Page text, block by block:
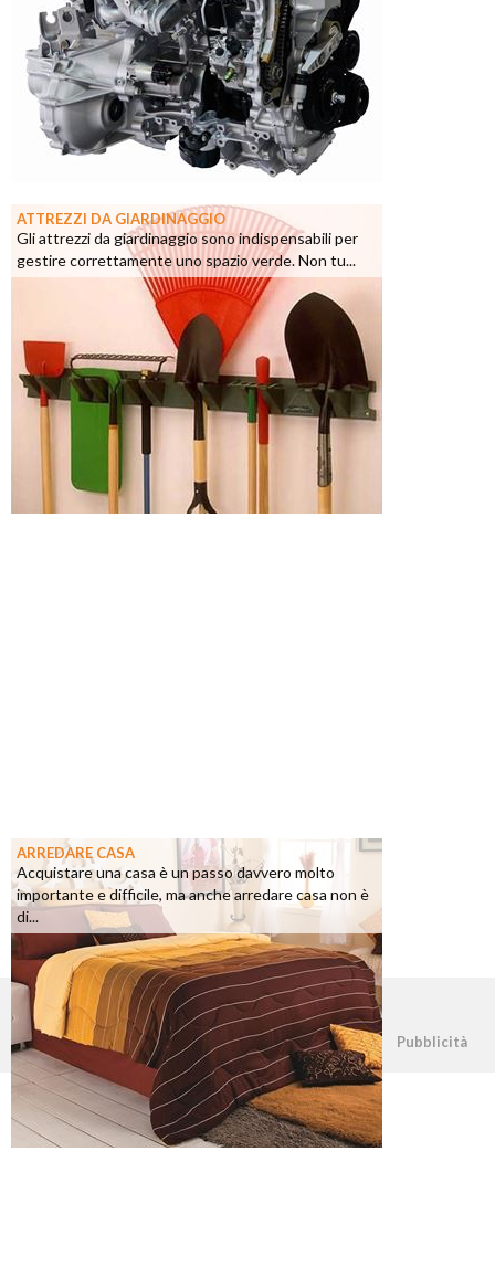
ATTREZZI DA GIARDINAGGIO
Gli attrezzi da giardinaggio sono indispensabili per
gestire correttamente uno spazio verde. Non tu...
ARREDARE CASA
Acquistare una casa è un passo davvero molto
importante e difficile, ma anche arredare casa non è
di...
©2026 - casapratica.net - p.iva 03338800984 Pubblicità